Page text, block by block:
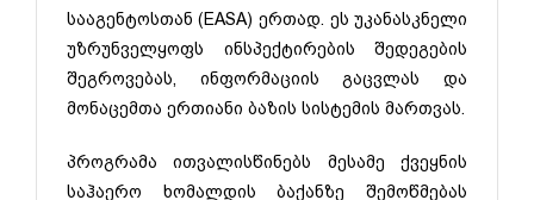
სააგენტოსთან (EASA) ერთად. ეს უკანასკნელი
უზრუნველყოფს ინსპექტირების შედეგების
შეგროვებას, ინფორმაციის გაცვლას და
მონაცემთა ერთიანი ბაზის სისტემის მართვას.
პროგრამა ითვალისწინებს მესამე ქვეყნის
საჰაერო ხომალდის ბაქანზე შემოწმებას